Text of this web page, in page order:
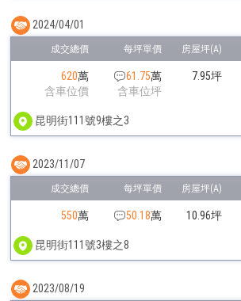
620萬
含車位價
61.75萬
含車位坪
7.95坪
昆明街111號9樓之3
2024/04/01
550萬 50.18萬 10.96坪
昆明街111號3樓之8
2023/11/07
2023/08/19